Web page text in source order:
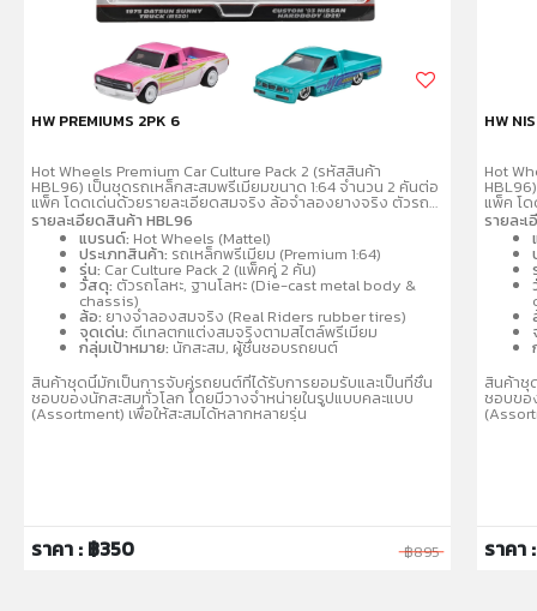
HW PREMIUMS 2PK 6
Hot Wheels Premium Car Culture Pack 2 (รหัสสินค้า
HBL96) เป็นชุดรถเหล็กสะสมพรีเมียมขนาด 1:64 จำนวน 2 คันต่อ
แพ็ค โดดเด่นด้วยรายละเอียดสมจริง ล้อจำลองยางจริง ตัวรถ
และฐานผลิตจากโลหะ (Metal/Metal) คละแบบรถสปอร์ตและรถ
แข่งที่เป็นที่นิยม เช่น Porsche, Audi, Nissan เหมาะสำหรับนัก
สะสมอายุ 3 ปีขึ้นไป
รายละเอียดสินค้า HBL96
แบรนด์: Hot Wheels (Mattel)
ประเภทสินค้า: รถเหล็กพรีเมียม (Premium 1:64)
รุ่น: Car Culture Pack 2 (แพ็คคู่ 2 คัน)
วัสดุ: ตัวรถโลหะ, ฐานโลหะ (Die-cast metal body &
chassis)
ล้อ: ยางจำลองสมจริง (Real Riders rubber tires)
จุดเด่น: ดีเทลตกแต่งสมจริงตามสไตล์พรีเมียม
กลุ่มเป้าหมาย: นักสะสม, ผู้ชื่นชอบรถยนต์
สินค้าชุดนี้มักเป็นการจับคู่รถยนต์ที่ได้รับการยอมรับและเป็นที่ชื่น
ชอบของนักสะสมทั่วโลก โดยมีวางจำหน่ายในรูปแบบคละแบบ
(Assortment) เพื่อให้สะสมได้หลากหลายรุ่น
ราคา : ฿350 ฿895
HW
Hot
แพ็ค โ
และฐา
แข่งที่เ
สะสม
รายละ
สินค้าชุ
ชอบขอ
ราคา